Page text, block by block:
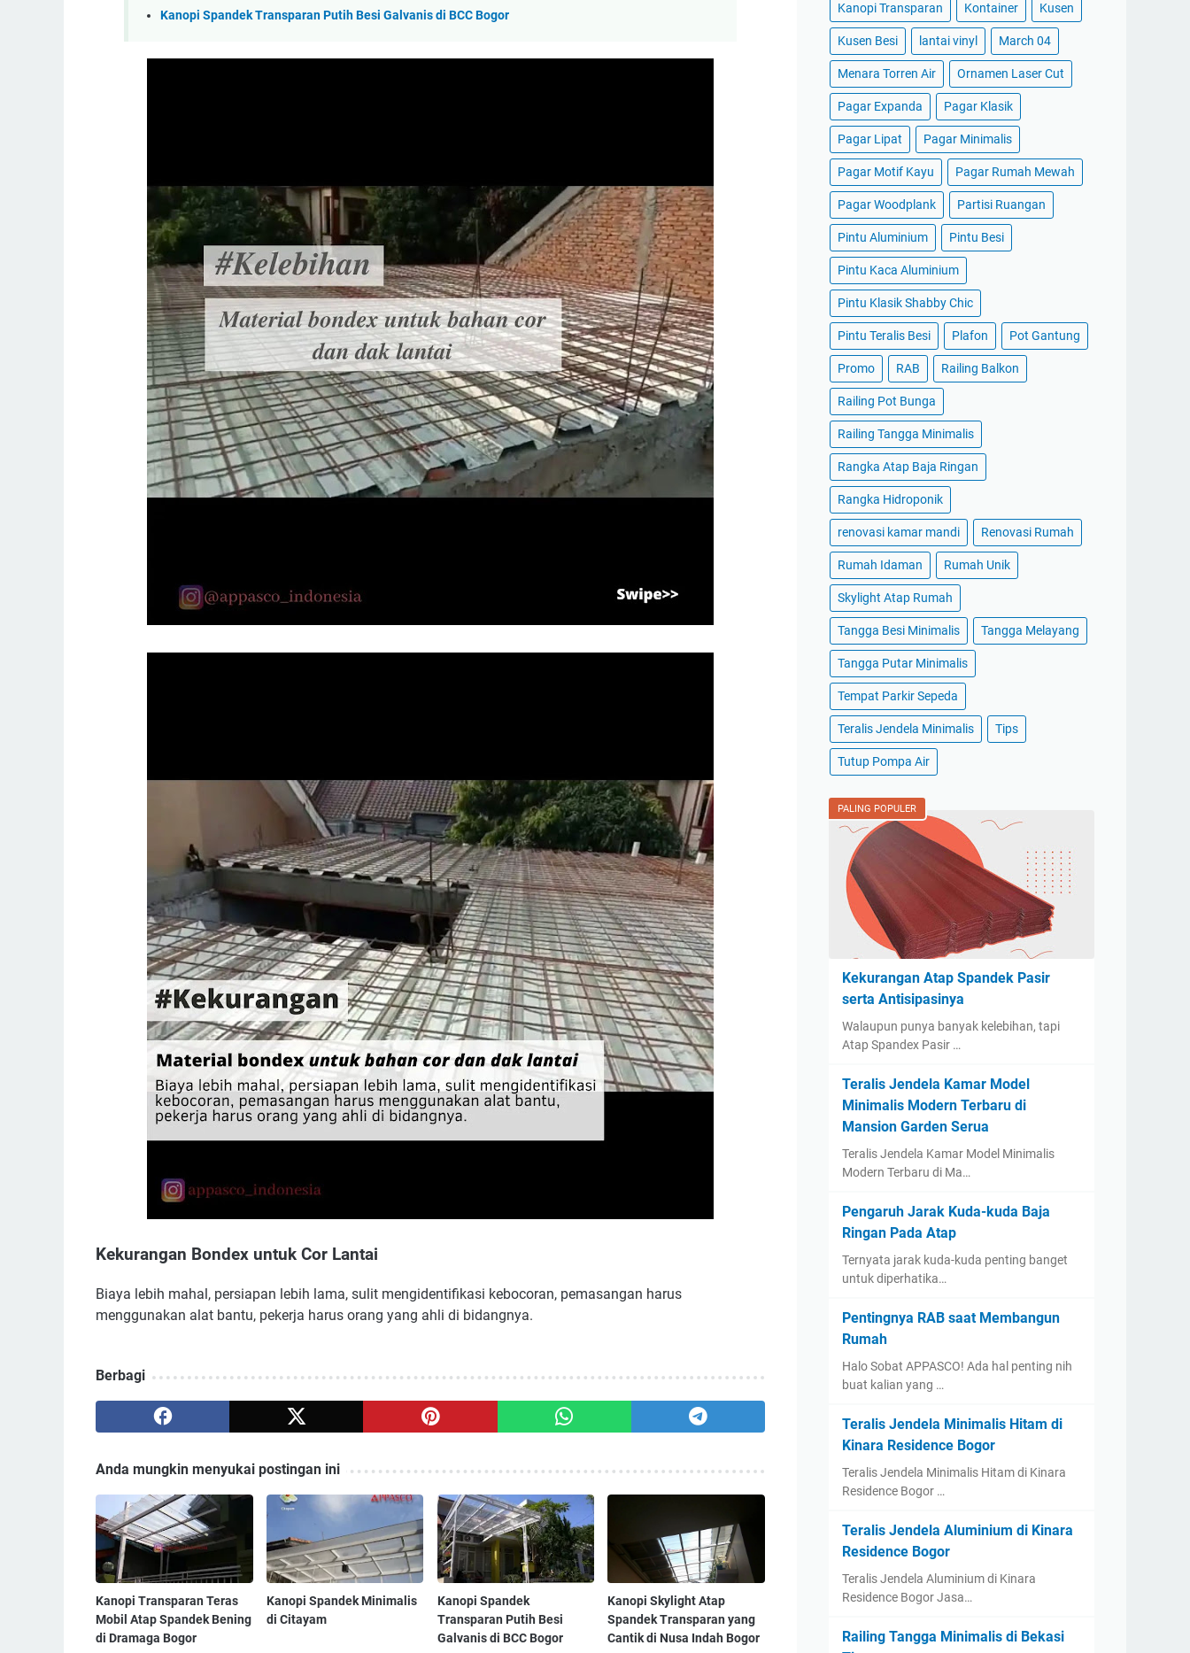
Kanopi Spandek Transparan Putih Besi Galvanis di BCC Bogor
Kekurangan Bondex untuk Cor Lantai
Biaya lebih mahal, persiapan lebih lama, sulit mengidentifikasi kebocoran, pemasangan harus
menggunakan alat bantu, pekerja harus orang yang ahli di bidangnya.
Berbagi
Anda mungkin menyukai postingan ini
Kanopi Transparan Teras
Mobil Atap Spandek Bening
di Dramaga Bogor
Kanopi Spandek Minimalis
di Citayam
Kanopi Spandek
Transparan Putih Besi
Galvanis di BCC Bogor
Kanopi Skylight Atap
Spandek Transparan yang
Cantik di Nusa Indah Bogor
Kanopi Transparan Kontainer Kusen
Kusen Besi lantai vinyl March 04
Menara Torren Air Ornamen Laser Cut
Pagar Expanda Pagar Klasik
Pagar Lipat Pagar Minimalis
Pagar Motif Kayu Pagar Rumah Mewah
Pagar Woodplank Partisi Ruangan
Pintu Aluminium Pintu Besi
Pintu Kaca Aluminium
Pintu Klasik Shabby Chic
Pintu Teralis Besi Plafon Pot Gantung
Promo RAB Railing Balkon
Railing Pot Bunga
Railing Tangga Minimalis
Rangka Atap Baja Ringan
Rangka Hidroponik
renovasi kamar mandi Renovasi Rumah
Rumah Idaman Rumah Unik
Skylight Atap Rumah
Tangga Besi Minimalis Tangga Melayang
Tangga Putar Minimalis
Tempat Parkir Sepeda
Teralis Jendela Minimalis Tips
Tutup Pompa Air
PALING POPULER
Kekurangan Atap Spandek Pasir
serta Antisipasinya
Walaupun punya banyak kelebihan, tapi
Atap Spandex Pasir …
Teralis Jendela Kamar Model
Minimalis Modern Terbaru di
Mansion Garden Serua
Teralis Jendela Kamar Model Minimalis
Modern Terbaru di Ma…
Pengaruh Jarak Kuda-kuda Baja
Ringan Pada Atap
Ternyata jarak kuda-kuda penting banget
untuk diperhatika…
Pentingnya RAB saat Membangun
Rumah
Halo Sobat APPASCO! Ada hal penting nih
buat kalian yang …
Teralis Jendela Minimalis Hitam di
Kinara Residence Bogor
Teralis Jendela Minimalis Hitam di Kinara
Residence Bogor …
Teralis Jendela Aluminium di Kinara
Residence Bogor
Teralis Jendela Aluminium di Kinara
Residence Bogor Jasa…
Railing Tangga Minimalis di Bekasi